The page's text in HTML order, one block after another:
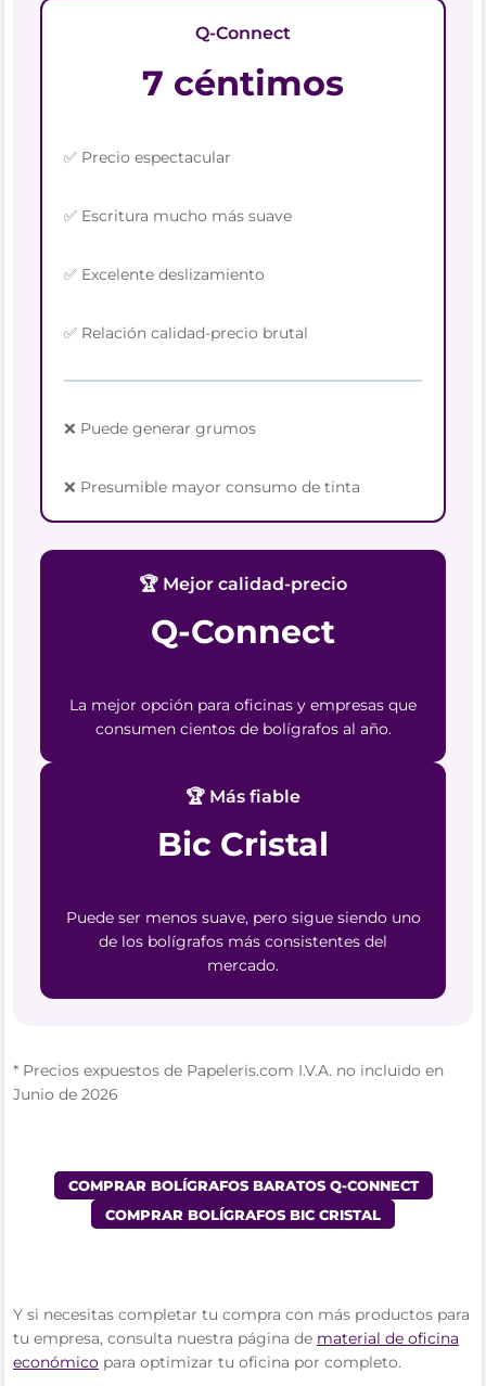
Q-Connect
7 céntimos
✅ Precio espectacular
✅ Escritura mucho más suave
✅ Excelente deslizamiento
✅ Relación calidad-precio brutal
❌ Puede generar grumos
❌ Presumible mayor consumo de tinta
🏆 Mejor calidad-precio
Q-Connect
La mejor opción para oficinas y empresas que
consumen cientos de bolígrafos al año.
🏆 Más fiable
Bic Cristal
Puede ser menos suave, pero sigue siendo uno
de los bolígrafos más consistentes del
mercado.
* Precios expuestos de Papeleris.com I.V.A. no incluido en
Junio de 2026
COMPRAR BOLÍGRAFOS BARATOS Q-CONNECT
COMPRAR BOLÍGRAFOS BIC CRISTAL
Y si necesitas completar tu compra con más productos para
tu empresa, consulta nuestra página de material de oficina
económico para optimizar tu oficina por completo.